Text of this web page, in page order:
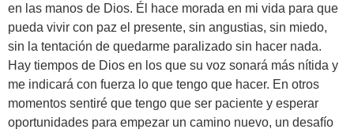
en las manos de Dios. Él hace morada en mi vida para que
pueda vivir con paz el presente, sin angustias, sin miedo,
sin la tentación de quedarme paralizado sin hacer nada.
Hay tiempos de Dios en los que su voz sonará más nítida y
me indicará con fuerza lo que tengo que hacer. En otros
momentos sentiré que tengo que ser paciente y esperar
oportunidades para empezar un camino nuevo, un desafío